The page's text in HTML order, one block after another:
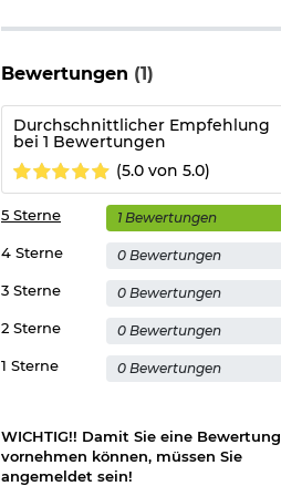
Herstellerinformationen
Bewertungen (1)
Durchschnittlicher Empfehlung
bei 1 Bewertungen
(5.0 von 5.0)
1 Sterne 0 Bewertungen
2 Sterne 0 Bewertungen
3 Sterne 0 Bewertungen
4 Sterne 0 Bewertungen
5 Sterne 1 Bewertungen
WICHTIG!! Damit Sie eine Bewertung
vornehmen können, müssen Sie
angemeldet sein!